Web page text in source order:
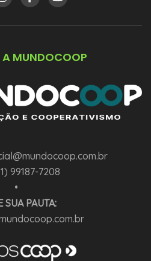
A MUNDOCOOP
99187-7208
•
SUA PAUTA: